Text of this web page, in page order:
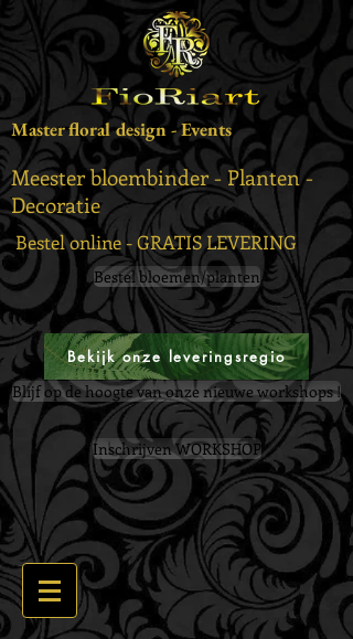
Master floral design - Events
Meester bloembinder - Planten -
Decoratie
Bestel online - GRATIS LEVERING
Bestel bloemen/planten
Bekijk onze leveringsregio
Blijf op de hoogte van onze nieuwe workshops !
Inschrijven WORKSHOP